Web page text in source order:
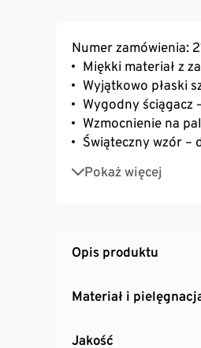
Numer zamówienia:
Miękki materiał z
Wyjątkowo płaski
Wygodny ściągacz
Wzmocnienie na
Świąteczny wzór –
Pokaż więcej
Z zawartością
komfort noszenia
Opis produktu
Materiał i
Jakość